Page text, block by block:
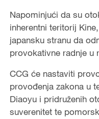
Napominjući da su
inherentni teritorij
japansku stranu da
provokativne radnje u
CCG će nastaviti
provođenja zakona u
Diaoyu i pridruženih
suverenitet te